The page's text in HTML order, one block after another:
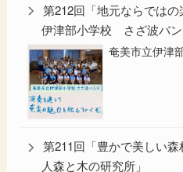
第212回「地元ならでは
伊津部小学校 さざ波バン
奄美市立伊津
第211回「豊かで美しい
人森と木の研究所」